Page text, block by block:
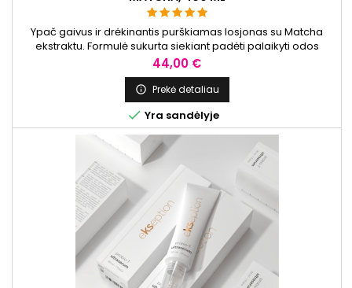
Ypač gaivus ir drėkinantis purškiamas losjonas su Matcha
ekstraktu. Formulė sukurta siekiant padėti palaikyti odos
drėgmę ir gaivumą. Sudėtyje esantys ingredientai rūpinasi
oda kasdien.
Kaina
44,00 €
 Prekė detaliau
 Yra sandėlyje